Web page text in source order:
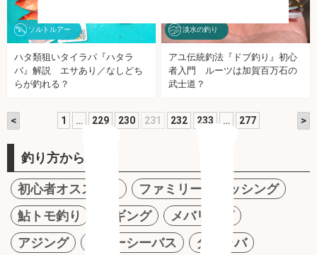
ソルトルアー
ハタ類狙いタイラバ『ハタラ
バ』解説 エサあり／なしどち
らが釣れる？
淡水の釣り
アユ伝統釣法『ドブ釣り』初心
者入門 ルーツは加賀百万石の
武士道？
< 1 … 229 230 231 232 233 … 277 >
釣り方から探す
初心者オススメ！
ファミリーフィッシング
鮎トモ釣り
エギング
メバリング
アジング
ルアーシーバス
タイラバ